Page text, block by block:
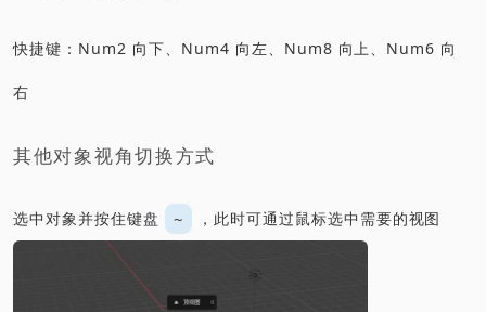
快捷键：Num2 向下、Num4 向左、Num8 向上、Num6 向
右
其他对象视角切换方式
选中对象并按住键盘 ~ ，此时可通过鼠标选中需要的视图